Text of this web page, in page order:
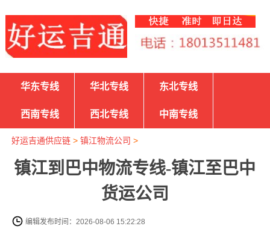
华东专线 华北专线 东北专线
西南专线 西北专线 中南专线
好运吉通供应链> 镇江物流公司 >
镇江到巴中物流专线-镇江至巴中
货运公司
编辑发布时间：2026-08-06 15:22:28